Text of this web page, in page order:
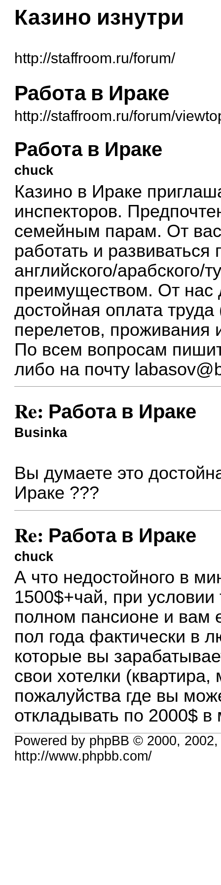
Казино изнутри
http://staffroom.ru/forum/
Работа в Ираке
http://staffroom.ru/forum/
Работа в Ираке
chuck
Казино в Ираке
инспекторов.
семейным парам. От
работать и
английского/арабского/
преимуществом. От нас
достойная оплата
перелетов, проживания
По всем вопросам
либо на почту
Re: Работа в Ираке
Businka
Вы думаете это
Ираке ???
Re: Работа в Ираке
chuck
А что недостойного в
1500$+чай, при условии
полном пансионе и вам
пол года фактически в
которые вы
свои хотелки
пожалуйства где вы
откладывать по 2000$ в
Powered by phpBB © 2000,
http://www.phpbb.com/